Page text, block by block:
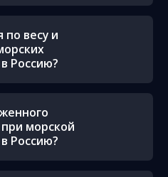
по весу и
Россию?
морской
Россию?